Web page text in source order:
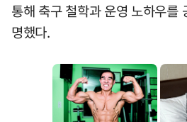
통해 축구 철학과 운영 노하우를
명했다.